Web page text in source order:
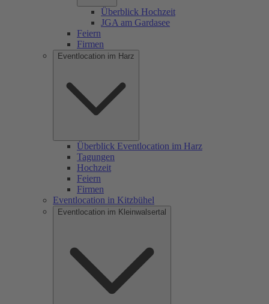
Überblick Hochzeit
JGA am Gardasee
Feiern
Firmen
Eventlocation im Harz
Überblick Eventlocation im Harz
Tagungen
Hochzeit
Feiern
Firmen
Eventlocation in Kitzbühel
Eventlocation im Kleinwalsertal